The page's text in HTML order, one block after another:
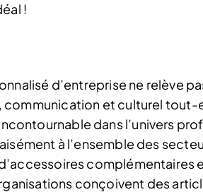
!
d’entreprise ne relève
communication et culturel tout-
dans l’univers
à l’ensemble des
complémentaires
conçoivent des